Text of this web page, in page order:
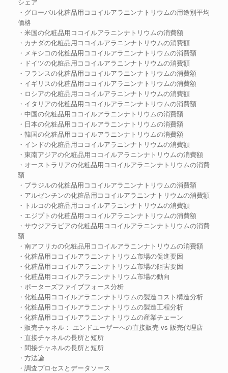
・グローバル化粧品用ココイルアラニンナトリウムの用途別平均
価格
・米国の化粧品用ココイルアラニンナトリウムの消費額
・カナダの化粧品用ココイルアラニンナトリウムの消費額
・メキシコの化粧品用ココイルアラニンナトリウムの消費額
・ドイツの化粧品用ココイルアラニンナトリウムの消費額
・フランスの化粧品用ココイルアラニンナトリウムの消費額
・イギリスの化粧品用ココイルアラニンナトリウムの消費額
・ロシアの化粧品用ココイルアラニンナトリウムの消費額
・イタリアの化粧品用ココイルアラニンナトリウムの消費額
・中国の化粧品用ココイルアラニンナトリウムの消費額
・日本の化粧品用ココイルアラニンナトリウムの消費額
・韓国の化粧品用ココイルアラニンナトリウムの消費額
・インドの化粧品用ココイルアラニンナトリウムの消費額
・東南アジアの化粧品用ココイルアラニンナトリウムの消費額
・オーストラリアの化粧品用ココイルアラニンナトリウムの消費
額
・ブラジルの化粧品用ココイルアラニンナトリウムの消費額
・アルゼンチンの化粧品用ココイルアラニンナトリウムの消費額
・トルコの化粧品用ココイルアラニンナトリウムの消費額
・エジプトの化粧品用ココイルアラニンナトリウムの消費額
・サウジアラビアの化粧品用ココイルアラニンナトリウムの消費
額
・南アフリカの化粧品用ココイルアラニンナトリウムの消費額
・化粧品用ココイルアラニンナトリウム市場の促進要因
・化粧品用ココイルアラニンナトリウム市場の阻害要因
・化粧品用ココイルアラニンナトリウム市場の動向
・ポーターズファイブフォース分析
・化粧品用ココイルアラニンナトリウムの製造コスト構造分析
・化粧品用ココイルアラニンナトリウムの製造工程分析
・化粧品用ココイルアラニンナトリウムの産業チェーン
・販売チャネル： エンドユーザーへの直接販売 vs 販売代理店
・直接チャネルの長所と短所
・間接チャネルの長所と短所
・方法論
・調査プロセスとデータソース